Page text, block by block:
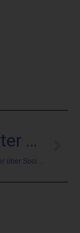
Nächster Artikel
Immobilienkäufer über Social Media finden